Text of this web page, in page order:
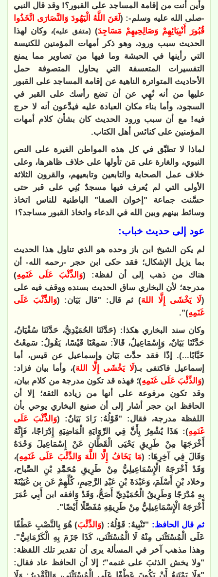
وأين أنت من إقامة المساجد على القبور؟! وقد قال النبي
-صلى الله عليه وسلم-: (لَعَنَ اللَّهُ الْيَهُودَ وَالنَّصَارَى اتَّخَذُوا
قُبُورَ أَنْبِيَائِهِمْ وَصَالِحِيهِمْ مَسَاجِدَ) (متفق عليه)، وكان لهذا
الحديث سبب ورود، وهو ذكر أمهات المؤمنين للكنيسة
التي رأينها في الحبشة وما فيها من تصاوير مما يمنع
التفسيرات المتعسفة التي يحاول المتصوفة حمل
الأحاديث المتواترة الناهية عن إقامة المساجد على القبور
عليها من أنه نُهِي عن أن تضع رأسك على القبر في
السجود، وأما بناء مكان العبادة عليه فيدَّعون أنه لا حرج
فيه! مع أن سبب ورود الحديث كان بشأن كلام أمهات
المؤمنين على كنائس أهل الكتاب.
لماذا لا تطبِّق في كل هذه المواطن الغيرة على النص
النبوي، والغارة على مَن تأولها على خلاف ظاهرها، وعلى
خلاف عمل الصحابة والتابعين وتابعيهم، والقرون الثلاثة
الأولى التي لم يُعرف فيها مسجدٌ بُنِي على قبر حتى
حسَّنت جماعة "إخوان الصفا" الباطنية للناس اتخاذ
وسائط بينهم وبين الله في الدعاء واتخاذ القبور مساجد؟!
عود إلى حديث خباب:
لم يكن الشيخ ابن باز وحده هو الذي تناول هذا الحديث
بما يزيل الإشكال؛ فقد حكى ابن حجر -رحمه الله- أن
هناك من ذهب إلى أن لفظة: (وَالذِّئْبَ عَلَى غَنَمِهِ)
مدرجة؛ لأن البخاري ساق الحديث بسنده ووقف فيه على
(لَا يَخْشَى إِلَّا اللهَ) ثم قال: "قال بَيَان: (وَالذِّئْبَ عَلَى
غَنَمِهِ)
."
وكان سند البخاري هكذا: (حَدَّثَنَا الحُمَيْدِيُّ، حَدَّثَنَا سُفْيَانُ،
حَدَّثَنَا بَيَانٌ، وَإِسْمَاعِيلُ، قَالاَ: سَمِعْنَا قَيْسًا، يَقُولُ: سَمِعْتُ
خَبَّابًا...). إذًا فقد حدَّث بَيَان وإسماعيل عن قيس، أما
إسماعيل فاكتفى بـ(لَا يَخْشَى إِلَّا اللهَ)، وأما بيان فزاد:
(وَالذِّئْبَ عَلَى غَنَمِهِ)؛ فهذه قد تكون مدرجة من كلام بيان،
وقد تكون مرفوعة على أنها من زيادة الثقة؛ إلا أن
الحافظ ابن حجر أشار إلى أن صنيع البخاري يوحي بأن
اللفظة مدرجة، فقال: "قَوْلُهُ: زَادَ بَيَانٌ: (وَالذِّئْبَ عَلَى
غَنَمِهِ): هَذَا يُشْعِرُ بِأَنَّ فِي الرِّوَايَةِ الْمَاضِيَةِ إِدْرَاجًا، فَإِنَّهُ
أَخْرَجَهَا مِنْ طَرِيقِ يَحْيَى الْقَطَّانِ عَنْ إِسْمَاعِيلَ وَحْدَهُ
وَقَالَ فِي آخِرِهَا: (مَا يَخَافُ إِلَّا اللَّهَ وَالذِّئْبَ عَلَى غَنَمِهِ)،
وَقَدْ أَخْرَجَهُ الْإِسْمَاعِيلِيُّ مِنْ طَرِيقِ مُحَمَّدِ بْنِ الصَّباح،
وخلاد بْنِ أَسْلَمَ، وَعَبْدَةَ بْنِ عَبْدِ الرَّحِيمِ، كُلِّهِمْ عَن بن عُيَيْنَةَ
بِهِ مُدْرَجًا وَطَرِيقُ الْحُمَيْدِيِّ أَصَحُّ، وَقَدْ وَافقه ابن أَبِي عُمَرَ
أَخْرَجَهُ الْإِسْمَاعِيلِيُّ مِنْ طَرِيقِهِ مُفَصَّلًا أَيْضًا".
ثم قال الحافظ: "تَنْبِيهٌ: قَوْلُهُ: (وَالذِّئْبَ) هُوَ بِالنَّصْبِ عَطْفًا
عَلَى الْمُسْتَثْنَى مِنْهُ لَا الْمُسْتَثْنَى، كَذَا جَزَمَ بِهِ الْكَرْمَانِيُّ".
وهذا مذهب آخر في المسألة يرى أن تقدير تلك اللفظة:
"ولا يخش الذئبَ على غنمه"؛ إلا أن الحافظ عاد فقال:
"وَلَا يَمْتَنِعُ أَنْ يَكُونَ عَطْفًا عَلَى الْمُسْتَثْنَى، وَالتَّقْدِيرُ: وَلَا